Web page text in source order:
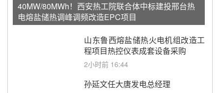
40MW/80MWh！西安热工院联合体中标建投邢台热
电熔盐储热调峰调频改造EPC项目
山东鲁西熔盐储热火电机组改造工
程项目热控仪表成套设备采购
2小时前 16:44
孙延文任大唐发电总经理